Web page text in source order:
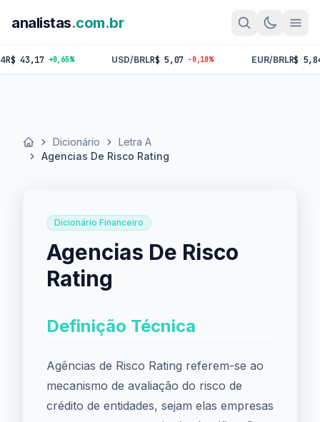
analistas.com.br
+0,65% USD/BRLR$ 5,07 -0,10% EUR/BRLR$ 5,84 -
Início Dicionário
Letra A
Agencias De Risco Rating
Dicionário Financeiro
Agencias De Risco
Rating
Definição Técnica
Agências de Risco Rating referem-se ao
mecanismo de avaliação do risco de
crédito de entidades, sejam elas empresas